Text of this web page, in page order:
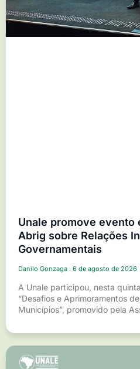
Unale promove evento
Abrig sobre Relações
Governamentais
Danilo Gonzaga 6 de agosto de 2026
A Unale participou, nesta
“Desafios e Aprimoramentos
Municípios”, promovido pela